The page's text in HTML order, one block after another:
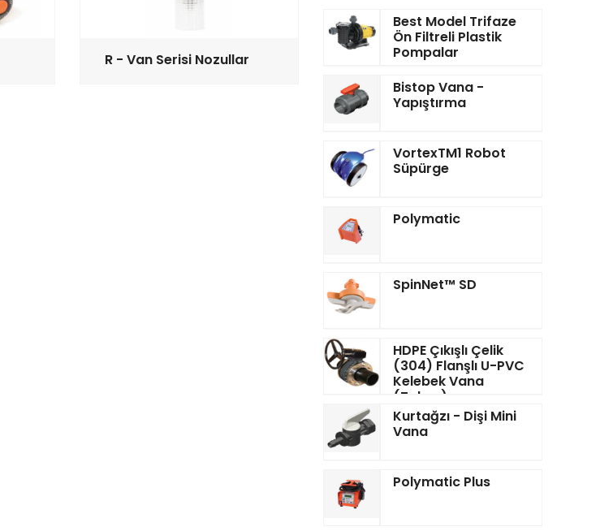
R - Van Serisi Nozullar
Best Model Trifaze
Ön Filtreli Plastik
Pompalar
Bistop Vana -
Yapıştırma
VortexTM1 Robot
Süpürge
Polymatic
SpinNet™ SD
HDPE Çıkışlı Çelik
(304) Flanşlı U-PVC
Kelebek Vana
(Takım)
Kurtağzı - Dişi Mini
Vana
Polymatic Plus